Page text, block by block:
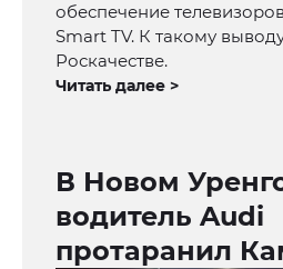
обеспечение
Smart TV. К такому
Роскачестве.
Читать далее >
В Новом
водитель Audi
протаранил